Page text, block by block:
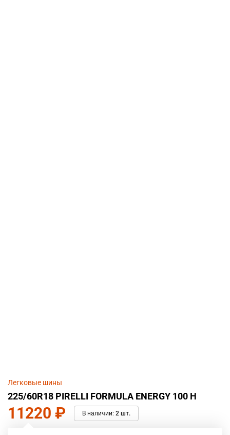
Легковые шины
225/60R18 PIRELLI FORMULA ENERGY 100 H
11220 ₽ В наличии: 2 шт.